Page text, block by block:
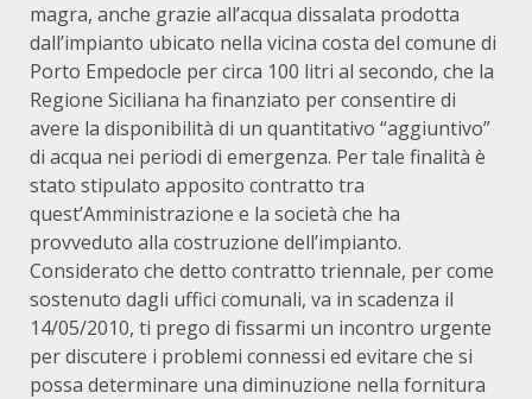
magra, anche grazie all’acqua dissalata prodotta
dall’impianto ubicato nella vicina costa del comune di
Porto Empedocle per circa 100 litri al secondo, che la
Regione Siciliana ha finanziato per consentire di
avere la disponibilità di un quantitativo “aggiuntivo”
di acqua nei periodi di emergenza. Per tale finalità è
stato stipulato apposito contratto tra
quest’Amministrazione e la società che ha
provveduto alla costruzione dell’impianto.
Considerato che detto contratto triennale, per come
sostenuto dagli uffici comunali, va in scadenza il
14/05/2010, ti prego di fissarmi un incontro urgente
per discutere i problemi connessi ed evitare che si
possa determinare una diminuzione nella fornitura